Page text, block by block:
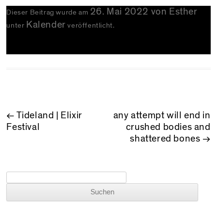
Dieser Beitrag wurde am 26. Mai 2022 von Esther
unter Kalender veröffentlicht.
BEITRAGSNAVIGATION
← Tideland | Elixir
Festival
any attempt will end in
crushed bodies and
shattered bones →